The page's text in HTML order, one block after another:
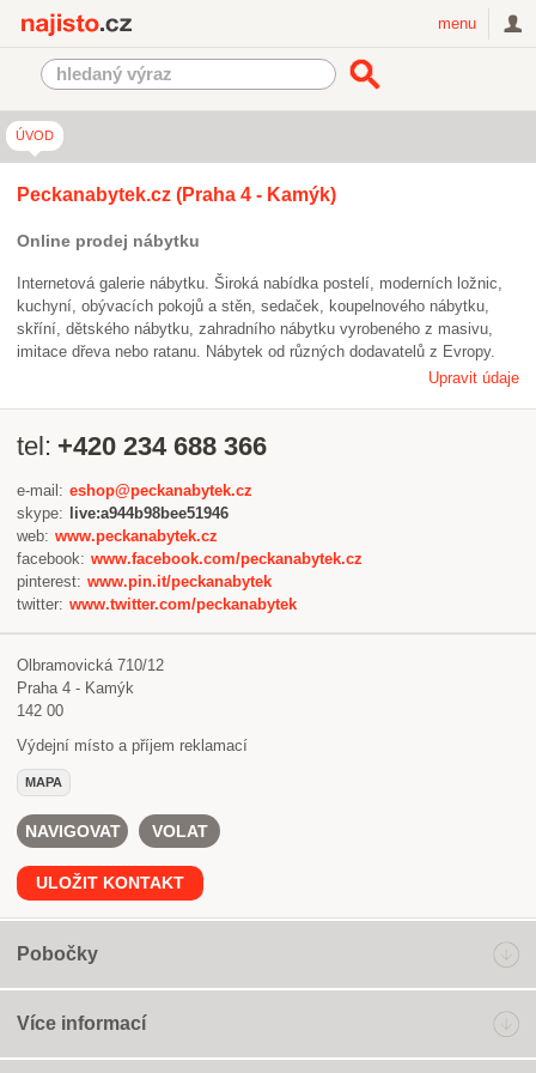
menu
ÚVOD
Peckanabytek.cz (Praha 4 - Kamýk)
Online prodej nábytku
Internetová galerie nábytku. Široká nabídka postelí, moderních ložnic,
kuchyní, obývacích pokojů a stěn, sedaček, koupelnového nábytku,
skříní, dětského nábytku, zahradního nábytku vyrobeného z masivu,
imitace dřeva nebo ratanu. Nábytek od různých dodavatelů z Evropy.
Upravit údaje
tel: +420 234 688 366
e-mail: eshop@peckanabytek.cz
skype:
live:a944b98bee51946
web: www.peckanabytek.cz
facebook: www.facebook.com/peckanabytek.cz
pinterest: www.pin.it/peckanabytek
twitter: www.twitter.com/peckanabytek
Olbramovická 710/12
Praha 4 - Kamýk
142 00
Výdejní místo a příjem reklamací
MAPA
NAVIGOVAT VOLAT
ULOŽIT KONTAKT
Pobočky
Více informací